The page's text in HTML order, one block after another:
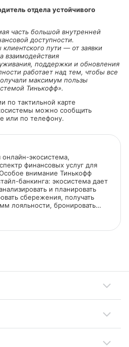
отдела устойчивого
часть большой внутренней
доступности.
пути — от заявки
взаимодействия
поддержки и обновления
работает над тем, чтобы все
максимум пользы
Тинькофф».
по тактильной карте
можно сообщить
или по телефону.
экосистема,
финансовых услуг для
Тинькофф
банкинга: экосистема дает
и планировать
лояльности, бронировать
многое другое.